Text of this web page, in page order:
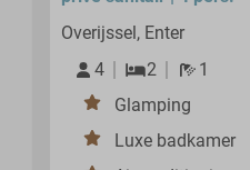
Overijssel, Enter
4
2
1
Glamping
Luxe badkamer